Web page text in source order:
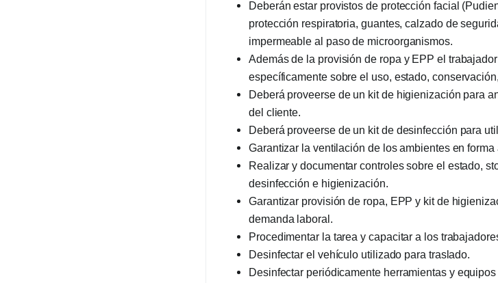
Deberán estar provistos de protección facial
protección respiratoria, guantes, calzado de
impermeable al paso de microorganismos.
Además de la provisión de ropa y EPP el
específicamente sobre el uso, estado,
Deberá proveerse de un kit de higienización para
del cliente.
Deberá proveerse de un kit de desinfección para
Garantizar la ventilación de los ambientes en
Realizar y documentar controles sobre el estado,
desinfección e higienización.
Garantizar provisión de ropa, EPP y kit de
demanda laboral.
Procedimentar la tarea y capacitar a los
Desinfectar el vehículo utilizado para traslado.
Desinfectar periódicamente herramientas y